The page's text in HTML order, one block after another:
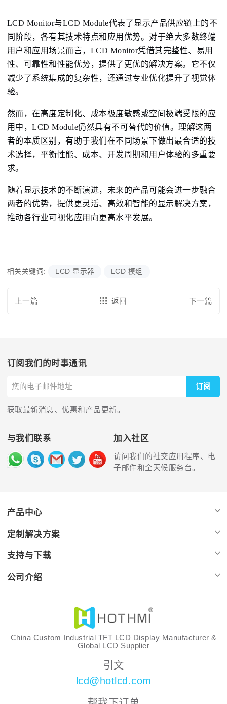
LCD Monitor与LCD Module代表了显示产品供应链上的不
同阶段，各有其技术特点和应用优势。对于绝大多数终端
用户和应用场景而言，LCD Monitor凭借其完整性、易用
性、可靠性和性能优势，提供了更优的解决方案。它不仅
减少了系统集成的复杂性，还通过专业优化提升了视觉体
验。
然而，在高度定制化、成本极度敏感或空间极端受限的应
用中，LCD Module仍然具有不可替代的价值。理解这两
者的本质区别，有助于我们在不同场景下做出最合适的技
术选择，平衡性能、成本、开发周期和用户体验的多重要
求。
随着显示技术的不断演进，未来的产品可能会进一步融合
两者的优势，提供更灵活、高效和智能的显示解决方案，
推动各行业可视化应用向更高水平发展。
相关关键词: LCD 显示器 LCD 模组
上一篇 返回 下一篇
订阅我们的时事通讯
订阅
获取最新消息、优惠和产品更新。
与我们联系 加入社区
访问我们的社交应用程序、电
子邮件和全天候服务台。
产品中心
定制解决方案
支持与下载
公司介绍
China Custom Industrial TFT LCD Display Manufacturer &
Global LCD Supplier
引文
lcd@hotlcd.com